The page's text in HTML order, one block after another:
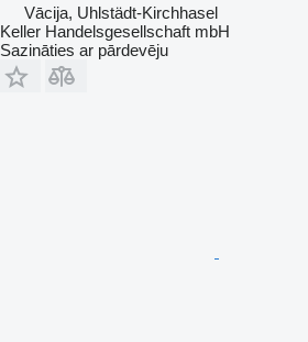
Vācija, Uhlstädt-Kirchhasel
Keller Handelsgesellschaft mbH
Sazināties ar pārdevēju